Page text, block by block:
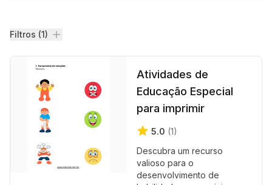
Filtros
Filtros (1)
Atividades de
Educação Especial
para imprimir
5.0 (1)
Descubra um recurso
valioso para o
desenvolvimento de